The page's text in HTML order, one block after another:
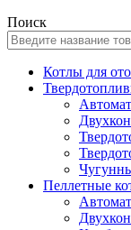
Поиск
Котлы для
Пеллетные